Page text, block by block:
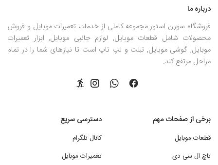
کانکتور باتری تبلت
کانکتور باتری موتورولا
کانکتور باتری لنوو
کانکتور باتری ایسوس
کانکتور باتری گلکسی تب
کانکتور باتری گلکسی نوت
کانکتور باتری اچ تی سی
کانکتور باتری هوآوی
کانکتور باتری بلک بری
کانکتور باتری 4 پین
درباره ما
فروشگاه سورن استور مجموعه کاملی از خدمات تعمیرات موبایل و فروش
محصولات شامل قطعات موبایل, لوازم جانبی موبایل, ابزار تعمیرات
موبایل, گوشی موبایل, تبلت و لپ تاپ است تا نیازهای شما را در تمام
مراحل مرتفع کند.
برخی از صفحات مهم
قطعات موبایل
تاچ ال سی دی
دسترسی سریع
کانال تلگرام
تعمیرات موبایل